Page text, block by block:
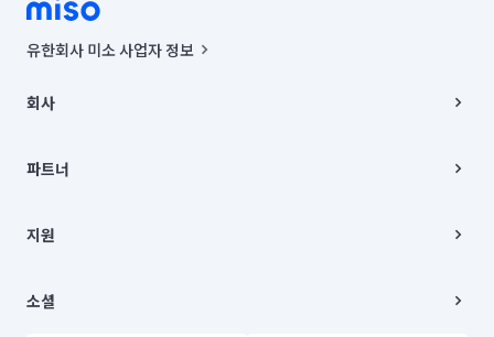
유한회사 미소 사업자 정보
00019 |
주소 | 본사: 서울특별시 종로구 율곡로 6(중학동, 트윈트리빌딩) B동 5층
컨택센터 : 서울특별시 종로구 수송동 율곡로 24, 7층, 8층 미소
상품, 상품정보, 거래에 관한 의무와 책임은 거래당사자에게 있습니다.
언론 보도 관련 문의:
© 유한회사 미소. Miso, Inc. All Rights Reserved.
회사
채용
파트너
이사
지원
이용약관
소셜